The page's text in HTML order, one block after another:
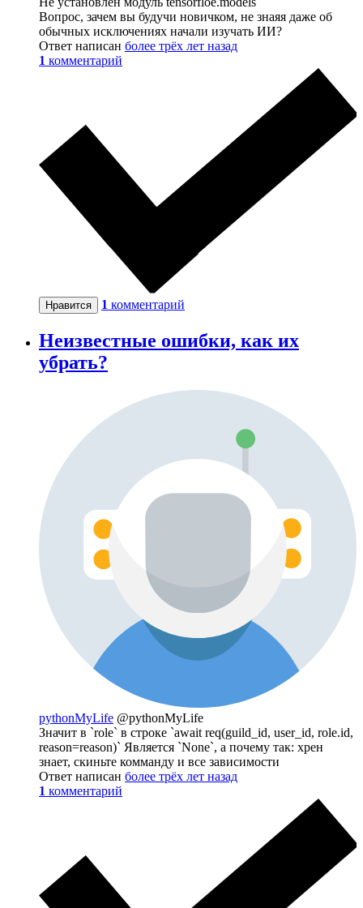
Вопрос, зачем вы будучи новичком, не знаяя даже об
обычных исключениях начали изучать ИИ?
Ответ написан более трёх лет назад
1 комментарий
Нравится 1 комментарий
Неизвестные ошибки, как их
убрать?
pythonMyLife @pythonMyLife
Значит в `role` в строке `await req(guild_id, user_id, role.id,
reason=reason)` Является `None`, а почему так: хрен
знает, скиньте комманду и все зависимости
Ответ написан более трёх лет назад
1 комментарий